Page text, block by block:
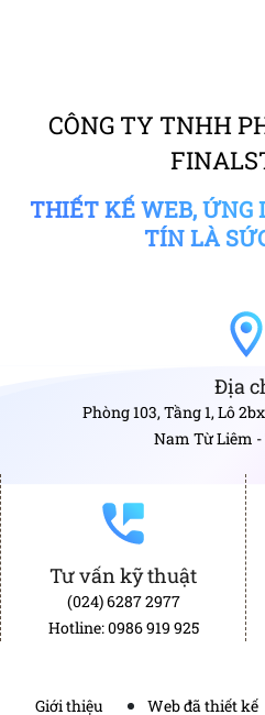
CÔNG TY TNHH
THIẾT KẾ WEB, ỨNG
TÍN LÀ
Địa
Phòng 103, Tầng 1, Lô
Nam Từ Liêm
Tư vấn kỹ thuật
(024) 6287 2977
Hotline: 0986 919 925
Giới thiệu Web đã thiết kế